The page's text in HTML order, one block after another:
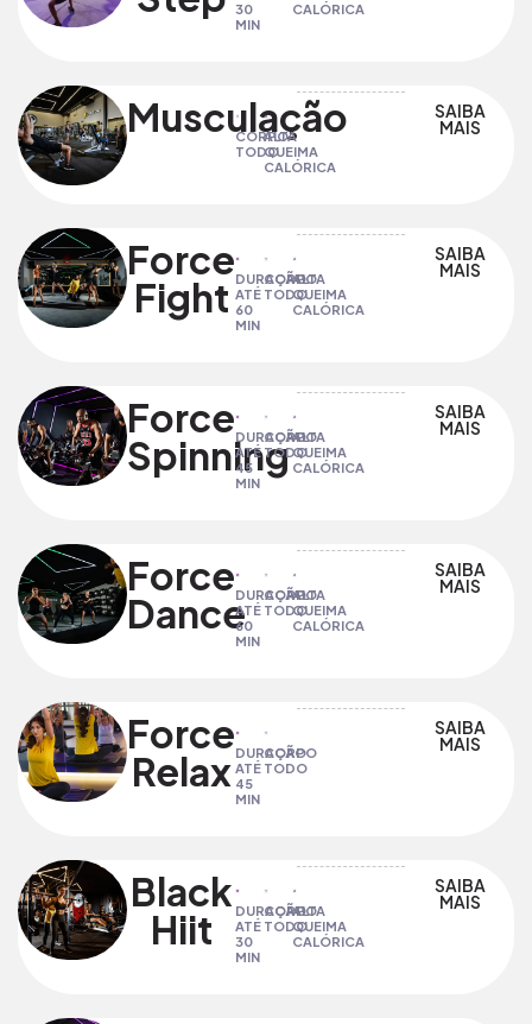
30
MIN
CALÓRICA
Musculação
CORPO
TODO
ALTA
QUEIMA
CALÓRICA
SAIBA
MAIS
Force
Fight​ DURAÇÃO
ATÉ
60
MIN
CORPO
TODO
ALTA
QUEIMA
CALÓRICA
SAIBA
MAIS
Force
Spinning​
DURAÇÃO
ATÉ
45
MIN
CORPO
TODO
ALTA
QUEIMA
CALÓRICA
SAIBA
MAIS
Force
Dance​DURAÇÃO
ATÉ
60
MIN
CORPO
TODO
ALTA
QUEIMA
CALÓRICA
SAIBA
MAIS
Force
Relax DURAÇÃO
ATÉ
45
MIN
CORPO
TODO
SAIBA
MAIS
Black
Hiit
DURAÇÃO
ATÉ
30
MIN
CORPO
TODO
ALTA
QUEIMA
CALÓRICA
SAIBA
MAIS